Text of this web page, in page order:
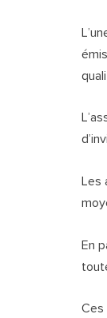
Les
En
Ces